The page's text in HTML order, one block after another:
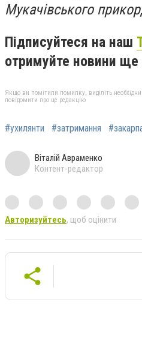
Мукачівського
Підписуйтеся на наш
отримуйте новини ще
Якщо ви помітили помилку, виділіть
повідомити про це редакцію
#ухилянти #затримання
Віталій Авраменко
Контент-редактор
Авторизуйтесь, щоб оцінити